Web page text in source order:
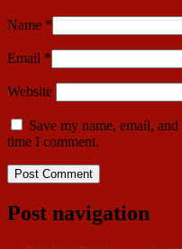
Name *
Email *
Website
Save my name, email,
time I comment.
Post navigation